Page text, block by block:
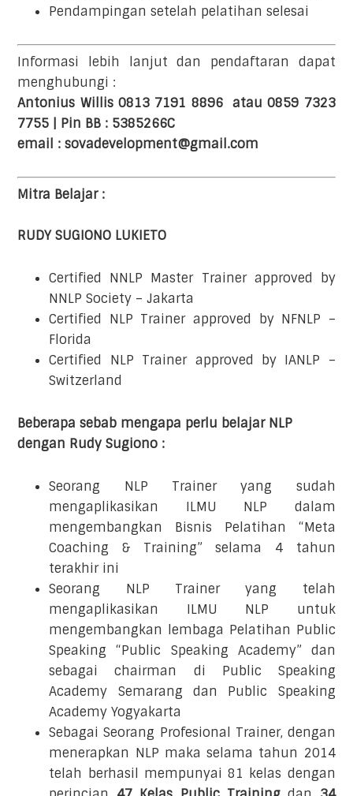
Pendampingan setelah pelatihan selesai
Informasi lebih lanjut dan pendaftaran dapat
menghubungi :
Antonius Willis 0813 7191 8896 atau 0859 7323
7755 | Pin BB : 5385266C
email : sovadevelopment@gmail.com
Mitra Belajar :
RUDY SUGIONO LUKIETO
Certified NNLP Master Trainer approved by
NNLP Society – Jakarta
Certified NLP Trainer approved by NFNLP –
Florida
Certified NLP Trainer approved by IANLP –
Switzerland
Beberapa sebab mengapa perlu belajar NLP
dengan Rudy Sugiono :
Seorang NLP Trainer yang sudah
mengaplikasikan ILMU NLP dalam
mengembangkan Bisnis Pelatihan “Meta
Coaching & Training” selama 4 tahun
terakhir ini
Seorang NLP Trainer yang telah
mengaplikasikan ILMU NLP untuk
mengembangkan lembaga Pelatihan Public
Speaking “Public Speaking Academy” dan
sebagai chairman di Public Speaking
Academy Semarang dan Public Speaking
Academy Yogyakarta
Sebagai Seorang Profesional Trainer, dengan
menerapkan NLP maka selama tahun 2014
telah berhasil mempunyai 81 kelas dengan